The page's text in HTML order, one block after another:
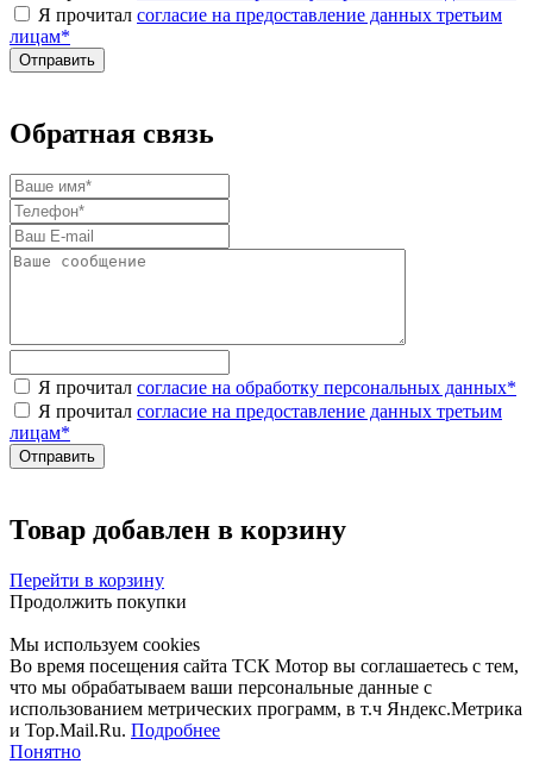
Я прочитал согласие на предоставление данных третьим
лицам*
Обратная связь
Я прочитал согласие на обработку персональных данных*
Я прочитал согласие на предоставление данных третьим
лицам*
Товар добавлен в корзину
Перейти в корзину
Продолжить покупки
Мы используем cookies
Во время посещения сайта ТСК Мотор вы соглашаетесь с тем,
что мы обрабатываем ваши персональные данные с
использованием метрических программ, в т.ч Яндекс.Метрика
и Top.Mail.Ru. Подробнее
Понятно